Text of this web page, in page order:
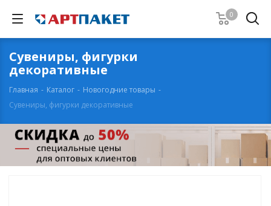
0
Сувениры, фигурки
декоративные
Главная - Каталог - Новогодние товары -
Сувениры, фигурки декоративные